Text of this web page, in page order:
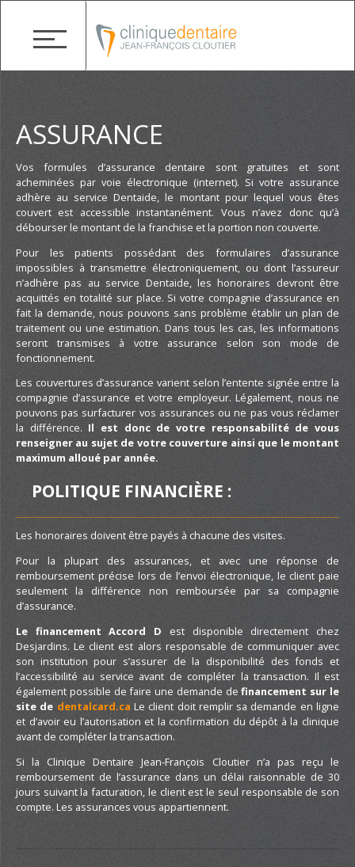
ASSURANCE
Vos formules d’assurance dentaire sont gratuites et sont
acheminées par voie électronique (internet). Si votre assurance
adhère au service Dentaide, le montant pour lequel vous êtes
couvert est accessible instantanément. Vous n’avez donc qu’à
débourser le montant de la franchise et la portion non couverte.
Pour les patients possédant des formulaires d’assurance
impossibles à transmettre électroniquement, ou dont l’assureur
n’adhère pas au service Dentaide, les honoraires devront être
acquittés en totalité sur place. Si votre compagnie d’assurance en
fait la demande, nous pouvons sans problème établir un plan de
traitement ou une estimation. Dans tous les cas, les informations
seront transmises à votre assurance selon son mode de
fonctionnement.
Les couvertures d’assurance varient selon l’entente signée entre la
compagnie d’assurance et votre employeur. Légalement, nous ne
pouvons pas surfacturer vos assurances ou ne pas vous réclamer
la différence. Il est donc de votre responsabilité de vous
renseigner au sujet de votre couverture ainsi que le montant
maximum alloué par année.
POLITIQUE FINANCIÈRE :
Les honoraires doivent être payés à chacune des visites.
Pour la plupart des assurances, et avec une réponse de
remboursement précise lors de l’envoi électronique, le client paie
seulement la différence non remboursée par sa compagnie
d’assurance.
Le financement Accord D est disponible directement chez
Desjardins. Le client est alors responsable de communiquer avec
son institution pour s’assurer de la disponibilité des fonds et
l’accessibilité au service avant de compléter la transaction. Il est
également possible de faire une demande definancement sur le
site de dentalcard.ca Le client doit remplir sa demande en ligne
et d’avoir eu l’autorisation et la confirmation du dépôt à la clinique
avant de compléter la transaction.
Si la Clinique Dentaire Jean-François Cloutier n’a pas reçu le
remboursement de l’assurance dans un délai raisonnable de 30
jours suivant la facturation, le client est le seul responsable de son
compte. Les assurances vous appartiennent.